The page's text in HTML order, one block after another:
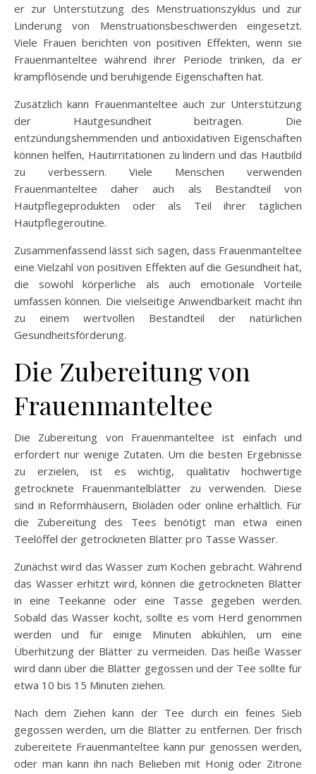
er zur Unterstützung des Menstruationszyklus und zur
Linderung von Menstruationsbeschwerden eingesetzt.
Viele Frauen berichten von positiven Effekten, wenn sie
Frauenmanteltee während ihrer Periode trinken, da er
krampflösende und beruhigende Eigenschaften hat.
Zusätzlich kann Frauenmanteltee auch zur Unterstützung
der Hautgesundheit beitragen. Die
entzündungshemmenden und antioxidativen Eigenschaften
können helfen, Hautirritationen zu lindern und das Hautbild
zu verbessern. Viele Menschen verwenden
Frauenmanteltee daher auch als Bestandteil von
Hautpflegeprodukten oder als Teil ihrer täglichen
Hautpflegeroutine.
Zusammenfassend lässt sich sagen, dass Frauenmanteltee
eine Vielzahl von positiven Effekten auf die Gesundheit hat,
die sowohl körperliche als auch emotionale Vorteile
umfassen können. Die vielseitige Anwendbarkeit macht ihn
zu einem wertvollen Bestandteil der natürlichen
Gesundheitsförderung.
Die Zubereitung von
Frauenmanteltee
Die Zubereitung von Frauenmanteltee ist einfach und
erfordert nur wenige Zutaten. Um die besten Ergebnisse
zu erzielen, ist es wichtig, qualitativ hochwertige
getrocknete Frauenmantelblätter zu verwenden. Diese
sind in Reformhäusern, Bioläden oder online erhältlich. Für
die Zubereitung des Tees benötigt man etwa einen
Teelöffel der getrockneten Blätter pro Tasse Wasser.
Zunächst wird das Wasser zum Kochen gebracht. Während
das Wasser erhitzt wird, können die getrockneten Blätter
in eine Teekanne oder eine Tasse gegeben werden.
Sobald das Wasser kocht, sollte es vom Herd genommen
werden und für einige Minuten abkühlen, um eine
Überhitzung der Blätter zu vermeiden. Das heiße Wasser
wird dann über die Blätter gegossen und der Tee sollte für
etwa 10 bis 15 Minuten ziehen.
Nach dem Ziehen kann der Tee durch ein feines Sieb
gegossen werden, um die Blätter zu entfernen. Der frisch
zubereitete Frauenmanteltee kann pur genossen werden,
oder man kann ihn nach Belieben mit Honig oder Zitrone